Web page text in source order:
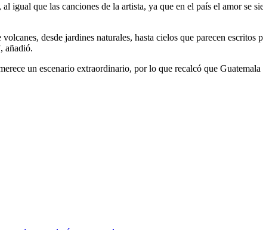
igual que las canciones de la artista, ya que en el país el amor
desde jardines naturales, hasta cielos que parecen
añadió.
un escenario extraordinario, por lo que recalcó que